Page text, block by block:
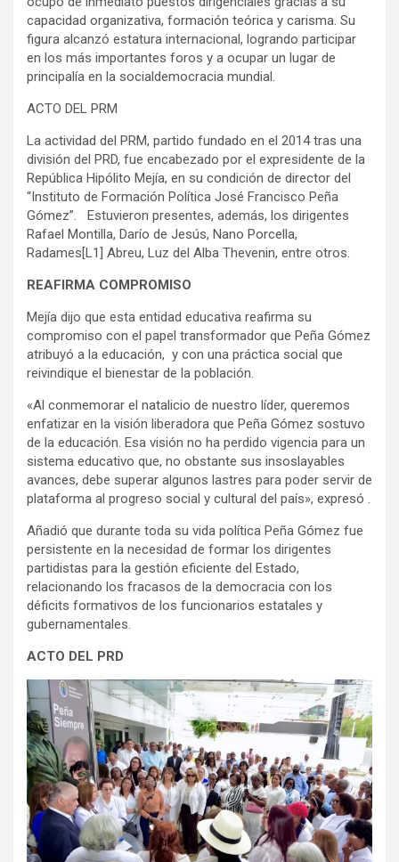
capacidad organizativa, formación teórica y carisma. Su
figura alcanzó estatura internacional, logrando participar
en los más importantes foros y a ocupar un lugar de
principalía en la socialdemocracia mundial.
ACTO DEL PRM
La actividad del PRM, partido fundado en el 2014 tras una
división del PRD, fue encabezado por el expresidente de la
República Hipólito Mejía, en su condición de director del
“Instituto de Formación Política José Francisco Peña
Gómez”. Estuvieron presentes, además, los dirigentes
Rafael Montilla, Darío de Jesús, Nano Porcella,
Radames[L1] Abreu, Luz del Alba Thevenin, entre otros.
REAFIRMA COMPROMISO
Mejía dijo que esta entidad educativa reafirma su
compromiso con el papel transformador que Peña Gómez
atribuyó a la educación, y con una práctica social que
reivindique el bienestar de la población.
«Al conmemorar el natalicio de nuestro líder, queremos
enfatizar en la visión liberadora que Peña Gómez sostuvo
de la educación. Esa visión no ha perdido vigencia para un
sistema educativo que, no obstante sus insoslayables
avances, debe superar algunos lastres para poder servir de
plataforma al progreso social y cultural del país», expresó .
Añadió que durante toda su vida política Peña Gómez fue
persistente en la necesidad de formar los dirigentes
partidistas para la gestión eficiente del Estado,
relacionando los fracasos de la democracia con los
déficits formativos de los funcionarios estatales y
gubernamentales.
ACTO DEL PRD